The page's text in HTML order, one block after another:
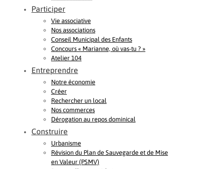
Participer
Vie associative
Nos associations
Conseil Municipal des Enfants
Concours « Marianne, où vas-tu ? »
Atelier 104
Entreprendre
Notre économie
Créer
Rechercher un local
Nos commerces
Dérogation au repos dominical
Construire
Urbanisme
Révision du Plan de Sauvegarde et de Mise
en Valeur (PSMV)